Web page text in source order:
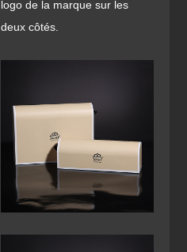
logo de la marque sur les
deux côtés.